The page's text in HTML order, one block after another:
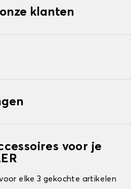
klanten
voor je
elke 3 gekochte artikelen